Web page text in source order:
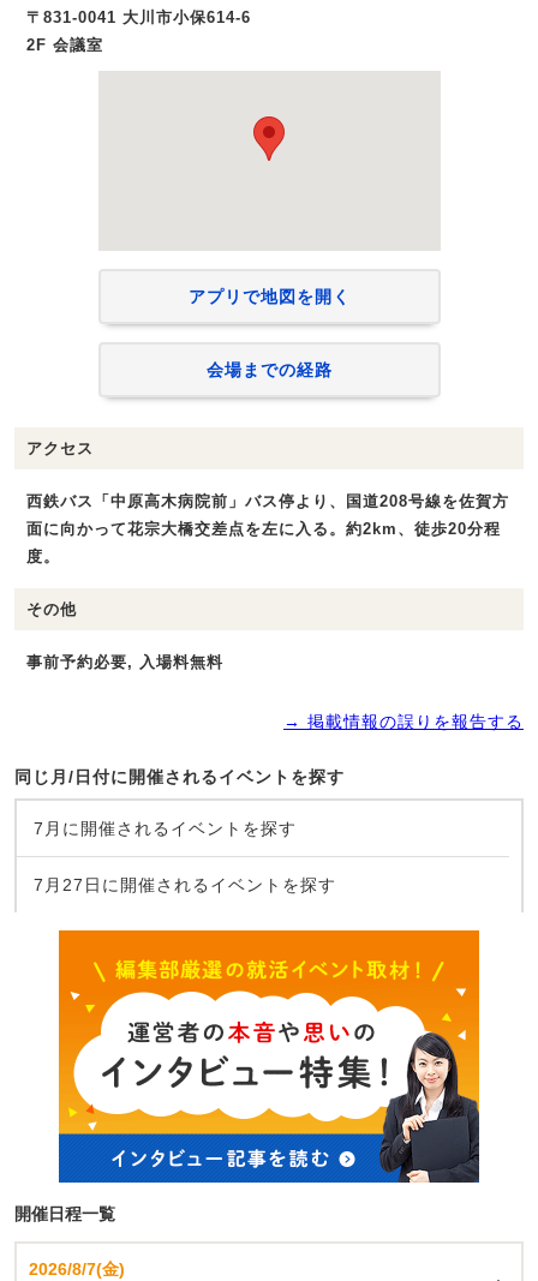
〒831-0041 大川市小保614-6
2F 会議室
アプリで地図を開く
会場までの経路
アクセス
西鉄バス「中原高木病院前」バス停より、国道208号線を佐賀方
面に向かって花宗大橋交差点を左に入る。約2km、徒歩20分程
度。
その他
事前予約必要, 入場料無料
→ 掲載情報の誤りを報告する
同じ月/日付に開催されるイベントを探す
7月に開催されるイベントを探す
7月27日に開催されるイベントを探す
開催日程一覧
2026/8/7(金)